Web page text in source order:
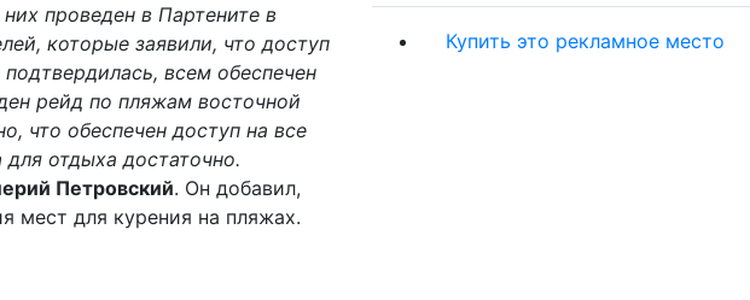
проведен в Партените в
которые заявили, что доступ
всем обеспечен
рейд по пляжам восточной
что обеспечен доступ на все
отдыха достаточно.
Петровский. Он добавил,
мест для курения на пляжах.
Купить это рекламное место